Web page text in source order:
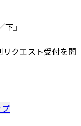
』
リクエスト受付を開